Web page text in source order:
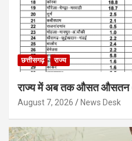
छत्तीसगढ़ राज्य
राज्य में अब तक औसत औसतन
August 7, 2026 News Desk